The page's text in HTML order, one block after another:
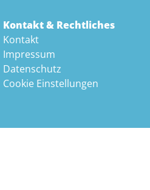
Kontakt & Rechtliches
Kontakt
Impressum
Datenschutz
Cookie Einstellungen